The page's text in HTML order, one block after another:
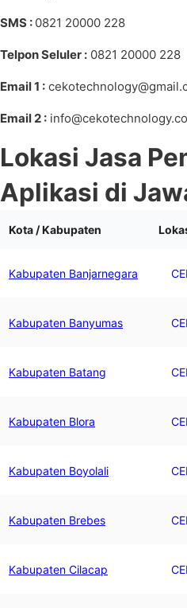
SMS : 0821 20000 228
Telpon Seluler : 0821 20000 228
Email 1 :
Email 2 :
Lokasi Jasa
Aplikasi di
Kota / Kabupaten
Kabupaten Banjarnegara
Kabupaten Banyumas
Kabupaten Batang
Kabupaten Blora
Kabupaten Boyolali
Kabupaten Brebes
Kabupaten Cilacap